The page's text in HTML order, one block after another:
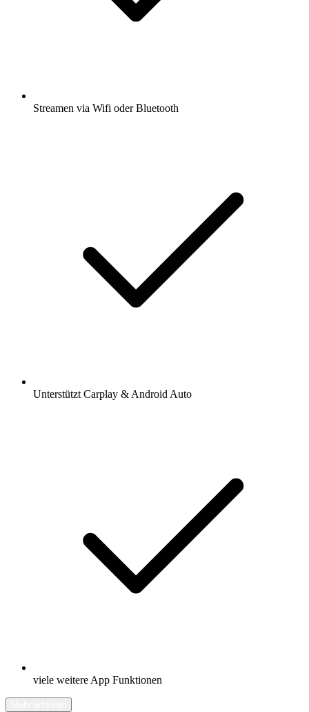
Streamen via Wifi oder Bluetooth
Unterstützt Carplay & Android Auto
viele weitere App Funktionen